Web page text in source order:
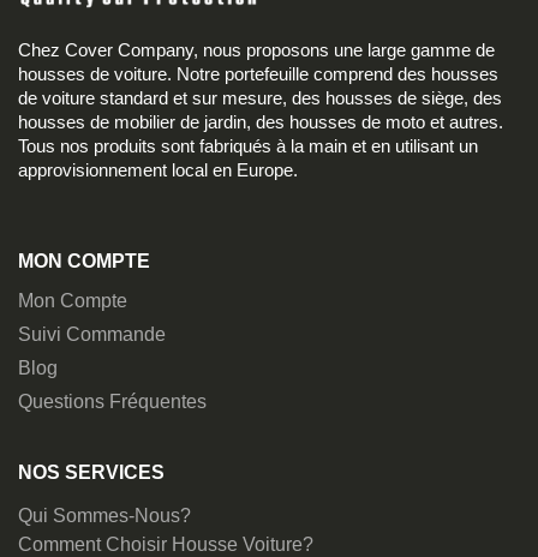
Chez Cover Company, nous proposons une large gamme de
housses de voiture. Notre portefeuille comprend des housses
de voiture standard et sur mesure, des housses de siège, des
housses de mobilier de jardin, des housses de moto et autres.
Tous nos produits sont fabriqués à la main et en utilisant un
approvisionnement local en Europe.
MON COMPTE
Mon Compte
Suivi Commande
Blog
Questions Fréquentes
NOS SERVICES
Qui Sommes-Nous?
Comment Choisir Housse Voiture?